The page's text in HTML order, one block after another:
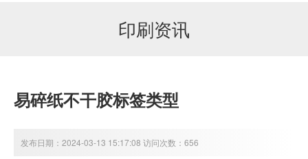
印刷资讯
易碎纸不干胶标签类型
发布日期：2024-03-13 15:17:08 访问次数：656